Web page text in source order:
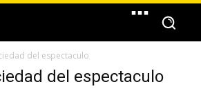
del espectaculo
del espectaculo